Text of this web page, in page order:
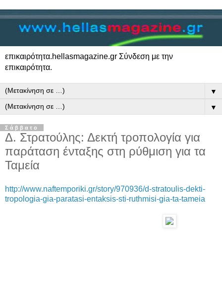
επικαιρότητα.hellasmagazine.gr Σύνδεση με την
επικαιρότητα.
▼
▼
Σάββατο
Δ. Στρατούλης: Δεκτή τροπολογία για
παράταση ένταξης στη ρύθμιση για τα
Ταμεία
http://www.naftemporiki.gr/story/970936/d-stratoulis-dekti-
tropologia-gia-paratasi-entaksis-sti-ruthmisi-gia-ta-tameia